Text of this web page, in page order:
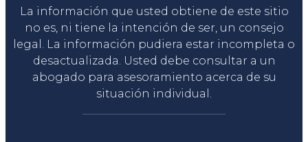
La información que usted obtiene de este sitio
no es, ni tiene la intención de ser, un consejo
legal. La información pudiera estar incompleta o
desactualizada. Usted debe consultar a un
abogado para asesoramiento acerca de su
situación individual.